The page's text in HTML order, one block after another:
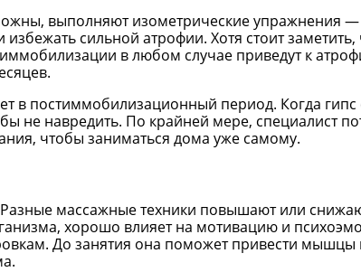
выполняют изометрические упражнения
сильной атрофии. Хотя стоит
в любом случае приведут к
в постиммобилизационный период. Когда гипс
не навредить. По крайней мере, специалист
чтобы заниматься дома уже самому.
Разные массажные техники повышают или
хорошо влияет на мотивацию и
До занятия она поможет привести